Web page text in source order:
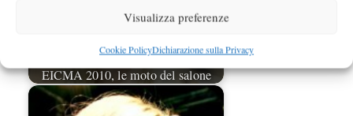
Visualizza preferenze
Cookie PolicyDichiarazione sulla Privacy
EICMA 2010, le moto del salone